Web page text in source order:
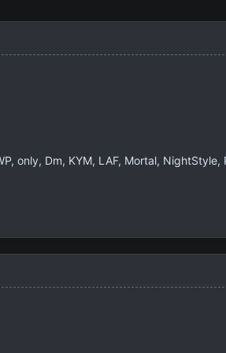
only, Dm, KYM, LAF, Mortal,